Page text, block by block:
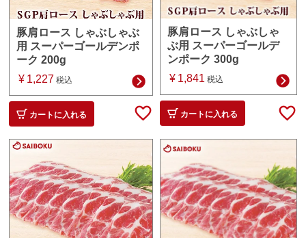
豚肩ロース しゃぶしゃぶ
用 スーパーゴールデンポ
ーク 200g
¥ 1,227 税込
カートに入れる
豚肩ロース しゃぶしゃ
ぶ用 スーパーゴールデ
ンポーク 300g
¥ 1,841 税込
カートに入れる